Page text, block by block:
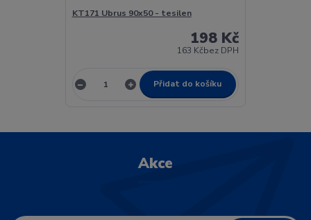
KT171 Ubrus 90x50 - tesilen
198 Kč
163 Kčbez DPH
Přidat do košíku
Akce